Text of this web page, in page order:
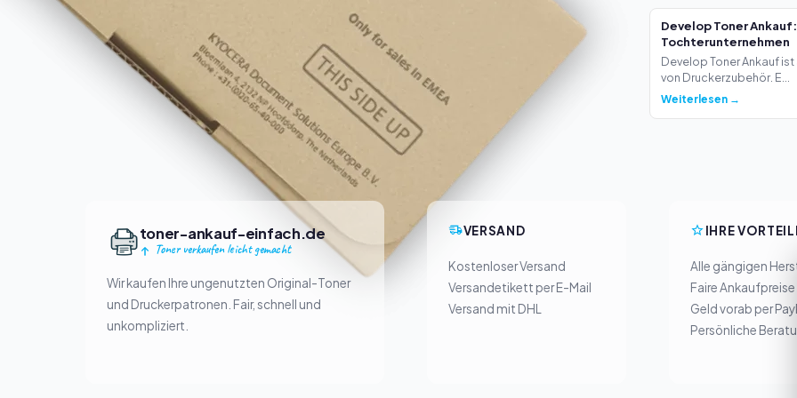
Develop Toner
Tochterunternehmen
Develop Toner Ankauf
von Druckerzubehör. E...
Weiterlesen →
toner-ankauf-einfach.de
Toner verkaufen leicht gemacht
Wir kaufen Ihre ungenutzten Original-Toner
und Druckerpatronen. Fair, schnell und
unkompliziert.
VERSAND
Kostenloser Versand
Versandetikett per E-Mail
Versand mit DHL
IHRE
Alle gängigen
Faire Ankaufpreise
Geld vorab per
Persönliche